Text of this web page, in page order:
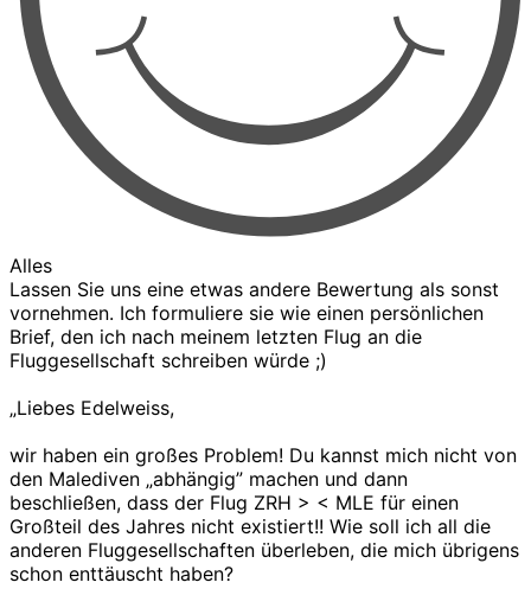
Alles
Lassen Sie uns eine etwas andere Bewertung als sonst
vornehmen. Ich formuliere sie wie einen persönlichen
Brief, den ich nach meinem letzten Flug an die
Fluggesellschaft schreiben würde ;)
„Liebes Edelweiss,
wir haben ein großes Problem! Du kannst mich nicht von
den Malediven „abhängig” machen und dann
beschließen, dass der Flug ZRH > < MLE für einen
Großteil des Jahres nicht existiert!! Wie soll ich all die
anderen Fluggesellschaften überleben, die mich übrigens
schon enttäuscht haben?